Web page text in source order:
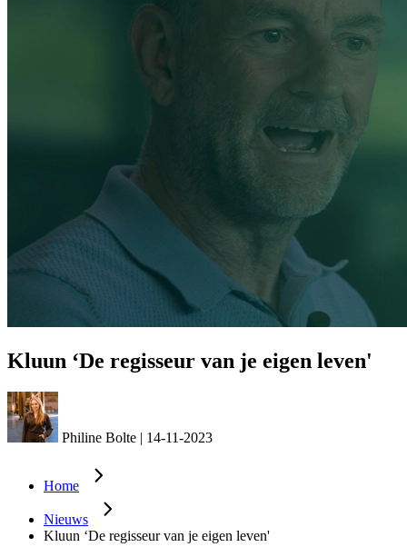
Prinsjesdag
Kluun ‘De regisseur van je eigen leven'
Philine Bolte | 14-11-2023
Home
Nieuws
Kluun ‘De regisseur van je eigen leven'